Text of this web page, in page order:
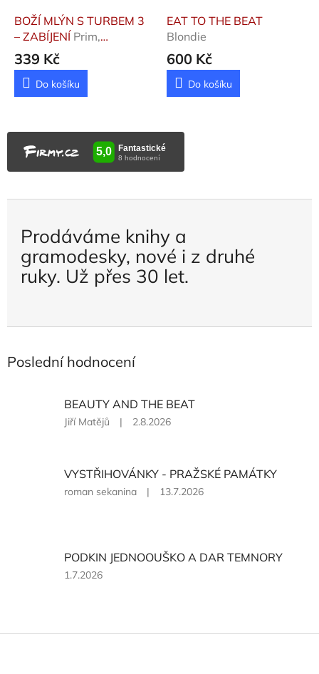
BOŽÍ MLÝN S TURBEM 3
– ZABÍJENÍ Prim,
Engelbert
339 Kč
Do košíku
EAT TO THE BEAT
Blondie
600 Kč
Do košíku
Prodáváme knihy a
gramodesky, nové i z druhé
ruky. Už přes 30 let.
Poslední hodnocení
BEAUTY AND THE BEAT
Hodnocení
z
5
Jiří Matějů | 2.8.2026
VYSTŘIHOVÁNKY - PRAŽSKÉ PAMÁTKY
Hodnocení
5
hvězdiček.
roman sekanina | 13.7.2026
PODKIN JEDNOOUŠKO A DAR TEMNORY
Hodnocení
1.7.2026
Z